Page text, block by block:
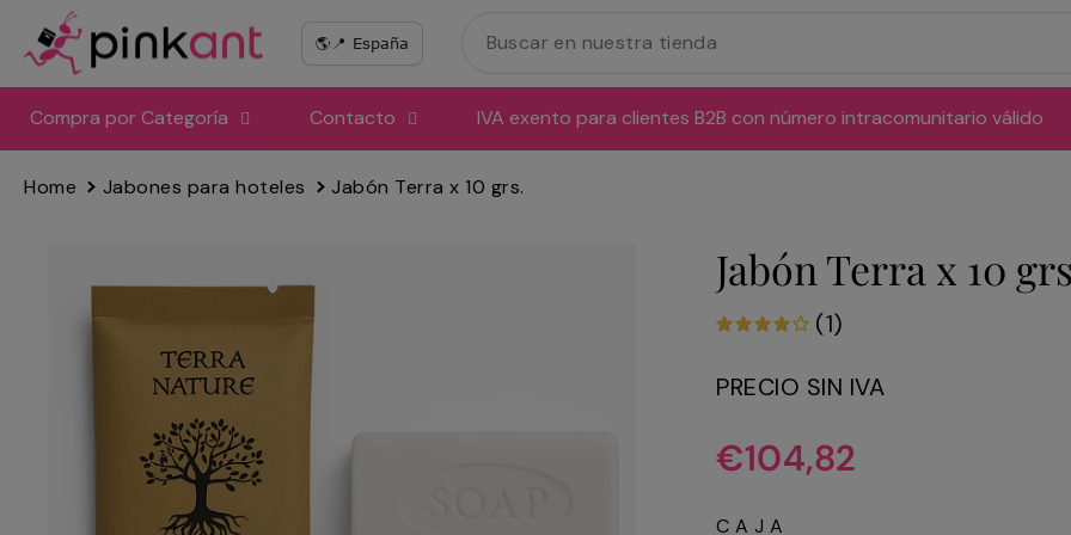
directamente
al
contenido
Compra por Categoría Contacto IVA exento para clientes B2B con número intracomunitario válido
Home Jabones para hoteles Jabón Terra x 10 grs.
Jabón Terra x 10
(1)
PRECIO SIN IVA
Precio
habitual
€104,82
CAJA